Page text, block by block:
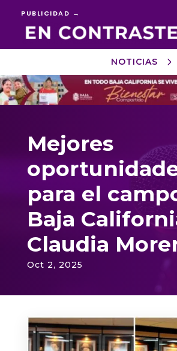
PUBLICIDAD →
NOTICIAS
Reproductor
de
vídeo
Mejores
para el
Baja
Claudia
Oct 2, 2025